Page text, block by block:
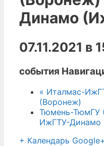
Динамо
07.11.2021 в
события
« Италмас-
(Воронеж)
Тюмень-ТюмГУ
ИжГТУ-Динамо
+ Календарь Google